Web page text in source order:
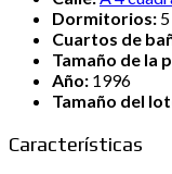
Dormitorios: 5
Cuartos de
Tamaño de la
Año: 1996
Tamaño del
Características